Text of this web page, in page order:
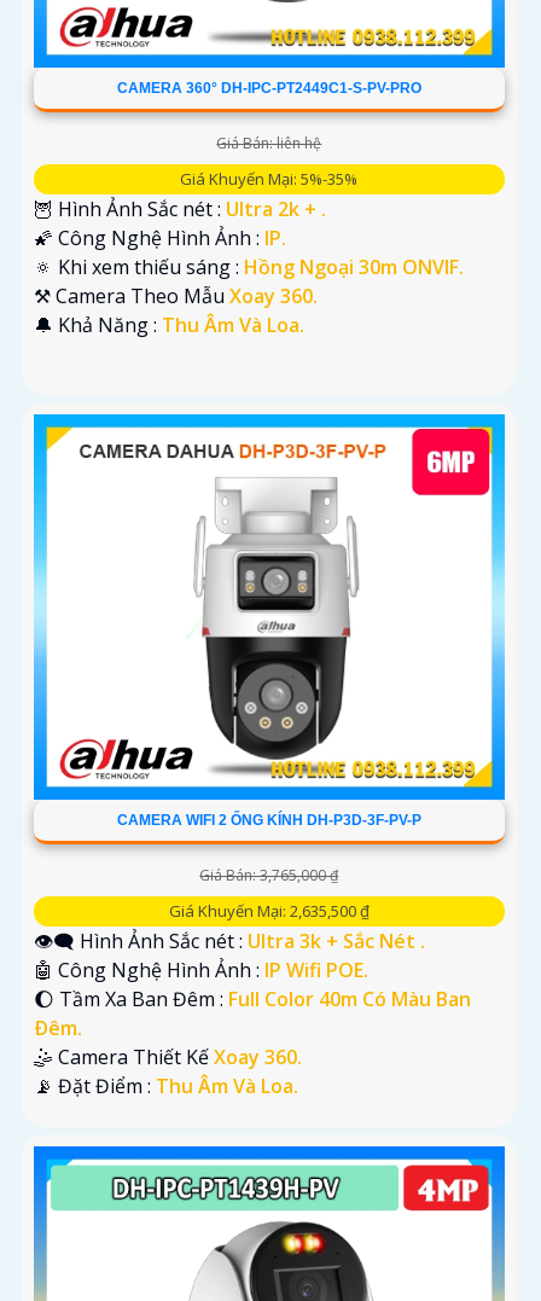
CAMERA 360° DH-IPC-PT2449C1-S-PV-PRO
Giá Bán: liên hệ
Giá Khuyến Mại: 5%-35%
🦉 Hình Ảnh Sắc nét : Ultra 2k + .
🌠 Công Nghệ Hình Ảnh : IP.
🔅 Khi xem thiếu sáng : Hồng Ngoại 30m ONVIF.
⚒ Camera Theo Mẫu Xoay 360.
️🔔 Khả Năng : Thu Âm Và Loa.
CAMERA WIFI 2 ỐNG KÍNH DH-P3D-3F-PV-P
Giá Bán: 3,765,000 ₫
Giá Khuyến Mại: 2,635,500 ₫
👁️‍🗨 Hình Ảnh Sắc nét : Ultra 3k + Sắc Nét .
🤖️ Công Nghệ Hình Ảnh : IP Wifi POE.
🌔 Tầm Xa Ban Đêm : Full Color 40m Có Màu Ban
Ðêm.
🤹 Camera Thiết KếXoay 360.
️📡 Đặt Điểm : Thu Âm Và Loa.